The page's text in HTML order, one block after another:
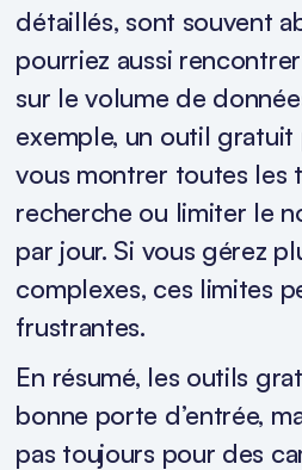
détaillés, sont souvent
pourriez aussi
sur le volume de
exemple, un outil gratuit
vous montrer toutes les
recherche ou limiter le
par jour. Si vous gérez
complexes, ces limites
frustrantes.
En résumé, les outils
bonne porte d’entrée,
pas toujours pour des